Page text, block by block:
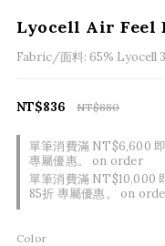
Lyocell Air Feel
Fabric/面料: 65% Lyocell
單筆消費滿 NT$6,600
專屬優惠。 on order
單筆消費滿 NT$10,000
85折 專屬優惠。 on
NT$880
NT$836
Color